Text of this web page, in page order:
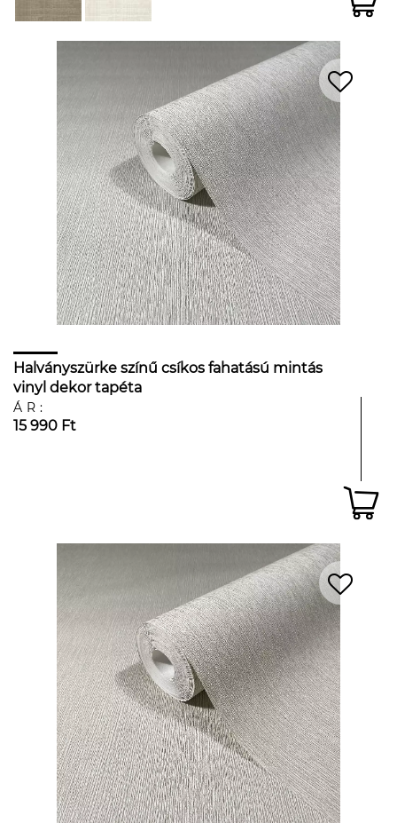
Halványszürke színű csíkos fahatású mintás
vinyl dekor tapéta
ÁR:
15 990 Ft